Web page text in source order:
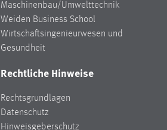
Maschinenbau/Umwelttechnik
Weiden Business School
Wirtschaftsingenieurwesen und
Gesundheit
Rechtliche Hinweise
Rechtsgrundlagen
Datenschutz
Hinweisgeberschutz